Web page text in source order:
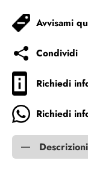
Avvisami
Condividi
Richiedi
Richiedi